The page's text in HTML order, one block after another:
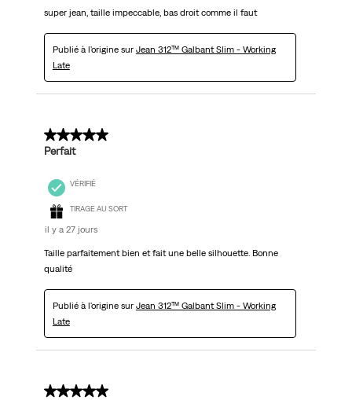
super jean, taille impeccable, bas droit comme il faut
Publié à l'origine sur Jean 312™ Galbant Slim - Working
Late
5 sur 5 étoiles.
Perfait
VÉRIFIÉ
TIRAGE AU SORT
il y a 27 jours
Taille parfaitement bien et fait une belle silhouette. Bonne
qualité
Publié à l'origine sur Jean 312™ Galbant Slim - Working
Late
5 sur 5 étoiles.